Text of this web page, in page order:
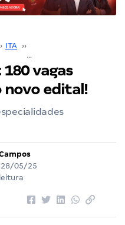
ITA ››
180 vagas
novo edital!
28/05/25